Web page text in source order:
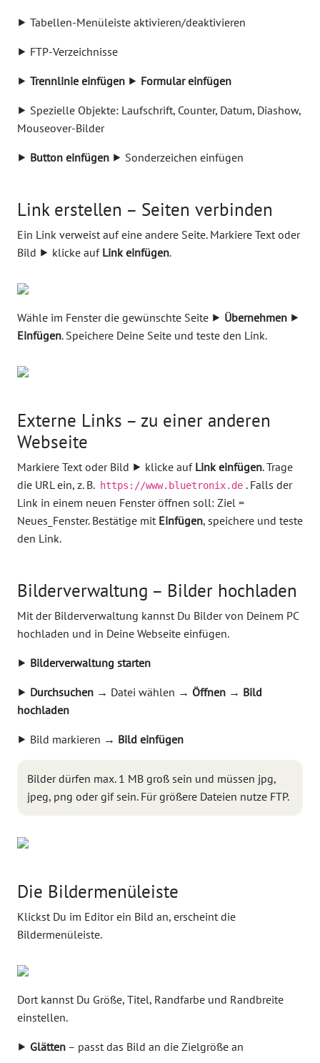
⯈ Tabellen-Menüleiste aktivieren/deaktivieren
⯈ FTP-Verzeichnisse
⯈ Trennlinie einfügen ⯈ Formular einfügen
⯈ Spezielle Objekte: Laufschrift, Counter, Datum, Diashow,
Mouseover-Bilder
⯈ Button einfügen ⯈ Sonderzeichen einfügen
Link erstellen – Seiten verbinden
Ein Link verweist auf eine andere Seite. Markiere Text oder
Bild ⯈ klicke auf Link einfügen.
Wähle im Fenster die gewünschte Seite ⯈ Übernehmen ⯈
Einfügen. Speichere Deine Seite und teste den Link.
Externe Links – zu einer anderen
Webseite
Markiere Text oder Bild ⯈ klicke auf Link einfügen. Trage
die URL ein, z. B. https://www.bluetronix.de . Falls der
Link in einem neuen Fenster öffnen soll: Ziel =
Neues_Fenster. Bestätige mit Einfügen, speichere und teste
den Link.
Bilderverwaltung – Bilder hochladen
Mit der Bilderverwaltung kannst Du Bilder von Deinem PC
hochladen und in Deine Webseite einfügen.
⯈ Bilderverwaltung starten
⯈ Durchsuchen → Datei wählen → Öffnen → Bild
hochladen
⯈ Bild markieren → Bild einfügen
Bilder dürfen max. 1 MB groß sein und müssen jpg,
jpeg, png oder gif sein. Für größere Dateien nutze FTP.
Die Bildermenüleiste
Klickst Du im Editor ein Bild an, erscheint die
Bildermenüleiste.
Dort kannst Du Größe, Titel, Randfarbe und Randbreite
einstellen.
⯈ Glätten – passt das Bild an die Zielgröße an